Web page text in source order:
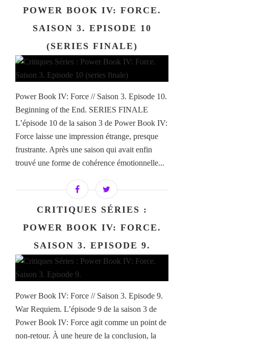
POWER BOOK IV: FORCE.
SAISON 3. EPISODE 10
(SERIES FINALE)
Power Book IV: Force // Saison 3. Episode 10.
Beginning of the End. SERIES FINALE
L’épisode 10 de la saison 3 de Power Book IV:
Force laisse une impression étrange, presque
frustrante. Après une saison qui avait enfin
trouvé une forme de cohérence émotionnelle...
CRITIQUES SÉRIES :
POWER BOOK IV: FORCE.
SAISON 3. EPISODE 9.
Power Book IV: Force // Saison 3. Episode 9.
War Requiem. L’épisode 9 de la saison 3 de
Power Book IV: Force agit comme un point de
non-retour. À une heure de la conclusion, la